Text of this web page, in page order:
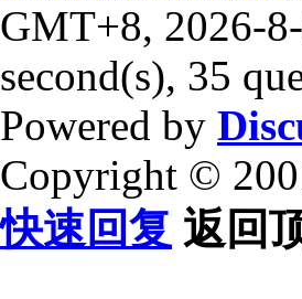
GMT+8, 2026-
second(s), 35
Powered by
Copyright ©
快速回复 返回